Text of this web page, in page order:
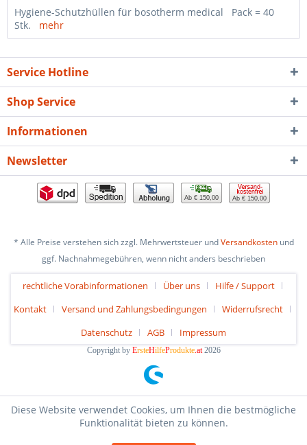
Hygiene-Schutzhüllen für bosotherm medical Pack = 40
Stk. mehr
Service Hotline
Shop Service
Informationen
Newsletter
Ab € 150,00 Ab € 150,00
* Alle Preise verstehen sich zzgl. Mehrwertsteuer undVersandkostenund
ggf. Nachnahmegebühren, wenn nicht anders beschrieben
rechtliche Vorabinformationen Über uns
Hilfe / Support
Kontakt
Versand und Zahlungsbedingungen
Widerrufsrecht
Datenschutz
AGB Impressum
Copyright by ErsteHilfeProdukte.at2026
Diese Website verwendet Cookies, um Ihnen die bestmögliche
Funktionalität bieten zu können.